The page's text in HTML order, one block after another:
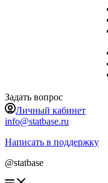
Задать вопрос
Личный кабинет
info@statbase.ru
Написать в поддержку
@statbase